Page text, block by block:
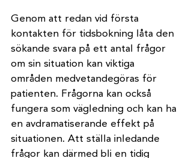
Genom att redan vid första
kontakten för tidsbokning låta den
sökande svara på ett antal frågor
om sin situation kan viktiga
områden medvetandegöras för
patienten. Frågorna kan också
fungera som vägledning och kan ha
en avdramatiserande effekt på
situationen. Att ställa inledande
frågor kan därmed bli en tidig